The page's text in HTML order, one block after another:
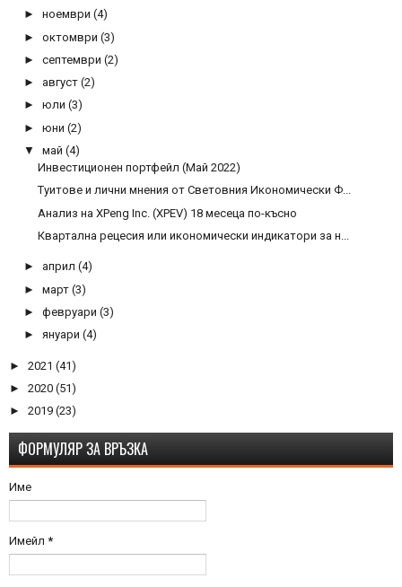
► ноември (4)
► октомври (3)
► септември (2)
► август (2)
► юли (3)
► юни (2)
▼ май (4)
Инвестиционен портфейл (Май 2022)
Туитове и лични мнения от Световния Икономически Ф...
Анализ на XPeng Inc. (XPEV) 18 месеца по-късно
Квартална рецесия или икономически индикатори за н...
► април (4)
► март (3)
► февруари (3)
► януари (4)
► 2021 (41)
► 2020 (51)
► 2019 (23)
ФОРМУЛЯР ЗА ВРЪЗКА
Име
Имейл *